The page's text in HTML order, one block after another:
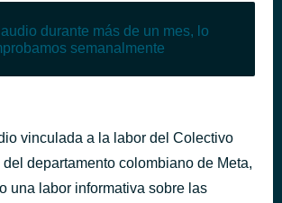
durante más de un mes, lo
semanalmente
vinculada a la labor del Colectivo
del departamento colombiano de Meta,
una labor informativa sobre las